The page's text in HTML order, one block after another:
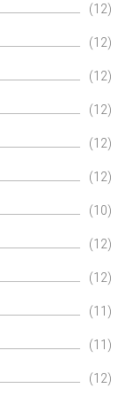
(12)
(12)
(12)
(12)
(12)
(12)
(10)
(12)
(12)
(11)
(11)
(12)